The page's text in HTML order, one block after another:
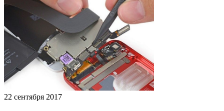
22 сентября 2017